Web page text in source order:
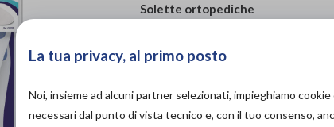
Solette ortopediche
Limitano il sovraccarico di
Ideali per piedi stanchi e
La tua privacy, al primo posto
Noi, insieme ad alcuni partner selezionati, impieghiamo
necessari dal punto di vista tecnico e, con il tuo consenso,